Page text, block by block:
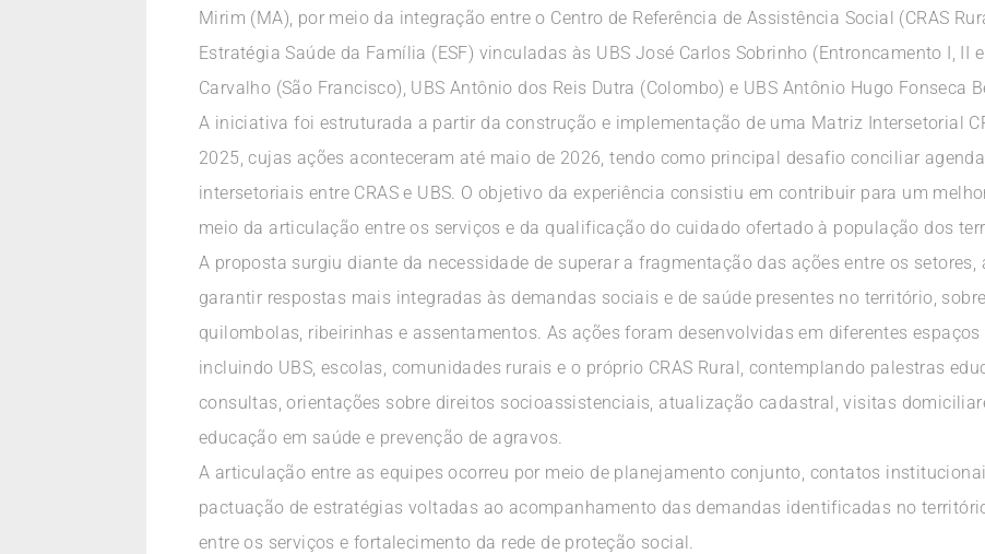
Mirim (MA), por meio da integração entre o Centro de Referência de Assistência Social (CRAS
Estratégia Saúde da Família (ESF) vinculadas às UBS José Carlos Sobrinho (Entroncamento I, II
Carvalho (São Francisco), UBS Antônio dos Reis Dutra (Colombo) e UBS Antônio Hugo Fonseca
A iniciativa foi estruturada a partir da construção e implementação de uma Matriz Intersetorial
2025, cujas ações aconteceram até maio de 2026, tendo como principal desafio conciliar
intersetoriais entre CRAS e UBS. O objetivo da experiência consistiu em contribuir para um
meio da articulação entre os serviços e da qualificação do cuidado ofertado à população dos
A proposta surgiu diante da necessidade de superar a fragmentação das ações entre os
garantir respostas mais integradas às demandas sociais e de saúde presentes no território,
quilombolas, ribeirinhas e assentamentos. As ações foram desenvolvidas em diferentes
incluindo UBS, escolas, comunidades rurais e o próprio CRAS Rural, contemplando palestras
consultas, orientações sobre direitos socioassistenciais, atualização cadastral, visitas
educação em saúde e prevenção de agravos.
A articulação entre as equipes ocorreu por meio de planejamento conjunto, contatos
pactuação de estratégias voltadas ao acompanhamento das demandas identificadas no
entre os serviços e fortalecimento da rede de proteção social.